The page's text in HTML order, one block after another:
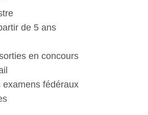
de 5 ans
en concours
examens fédéraux